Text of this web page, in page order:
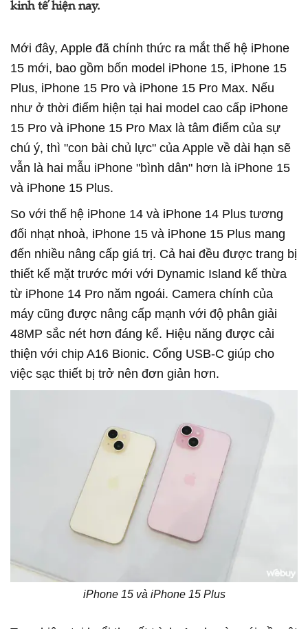
kinh tế hiện nay.
Mới đây, Apple đã chính thức ra mắt thế hệ iPhone
15 mới, bao gồm bốn model iPhone 15, iPhone 15
Plus, iPhone 15 Pro và iPhone 15 Pro Max. Nếu
như ở thời điểm hiện tại hai model cao cấp iPhone
15 Pro và iPhone 15 Pro Max là tâm điểm của sự
chú ý, thì "con bài chủ lực" của Apple về dài hạn sẽ
vẫn là hai mẫu iPhone "bình dân" hơn là iPhone 15
và iPhone 15 Plus.
So với thế hệ iPhone 14 và iPhone 14 Plus tương
đối nhạt nhoà, iPhone 15 và iPhone 15 Plus mang
đến nhiều nâng cấp giá trị. Cả hai đều được trang bị
thiết kế mặt trước mới với Dynamic Island kế thừa
từ iPhone 14 Pro năm ngoái. Camera chính của
máy cũng được nâng cấp mạnh với độ phân giải
48MP sắc nét hơn đáng kể. Hiệu năng được cải
thiện với chip A16 Bionic. Cổng USB-C giúp cho
việc sạc thiết bị trở nên đơn giản hơn.
iPhone 15 và iPhone 15 Plus